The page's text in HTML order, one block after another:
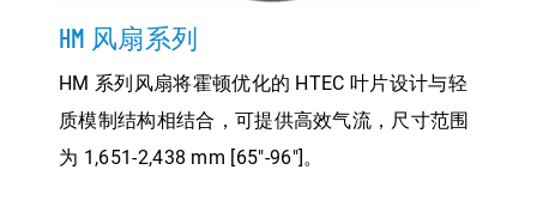
HM 风扇系列
HM 系列风扇将霍顿优化的 HTEC 叶片设计与轻
质模制结构相结合，可提供高效气流，尺寸范围
为 1,651-2,438 mm [65″-96″]。